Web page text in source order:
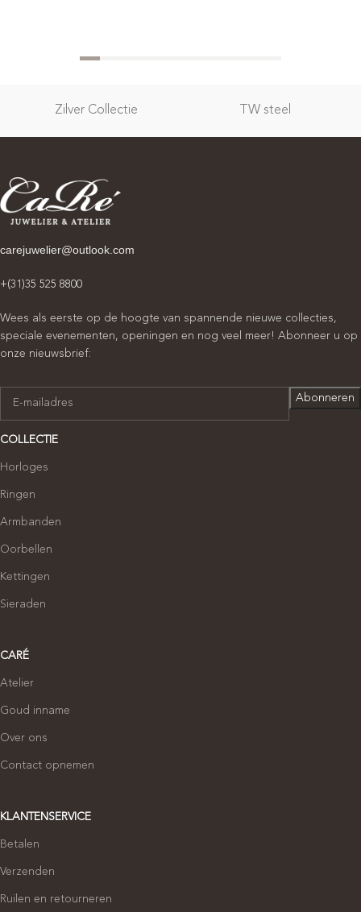
Zilver Collectie TW steel
carejuwelier@outlook.com
+(31)35 525 8800
Wees als eerste op de hoogte van spannende nieuwe collecties,
speciale evenementen, openingen en nog veel meer! Abonneer u op
onze nieuwsbrief:
COLLECTIE
Horloges
Ringen
Armbanden
Oorbellen
Kettingen
Sieraden
CARÉ
Atelier
Goud inname
Over ons
Contact opnemen
KLANTENSERVICE
Betalen
Verzenden
Ruilen en retourneren